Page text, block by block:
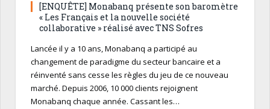
[ENQUÊTE] Monabanq présente son baromètre
« Les Français et la nouvelle société
collaborative » réalisé avec TNS Sofres
Lancée il y a 10 ans, Monabanq a participé au
changement de paradigme du secteur bancaire et a
réinventé sans cesse les règles du jeu de ce nouveau
marché. Depuis 2006, 10 000 clients rejoignent
Monabanq chaque année. Cassant les…